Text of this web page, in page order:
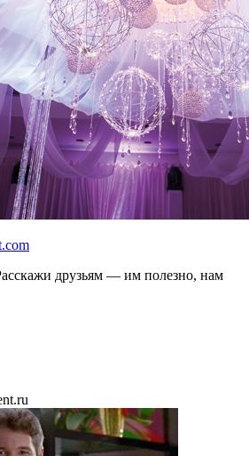
друзьям — им полезно, нам